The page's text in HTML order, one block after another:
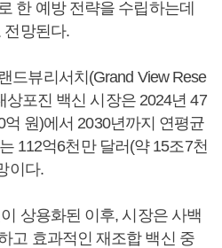
한 예방 전략을 수립하는데
전망된다.
드뷰리서치(Grand View Rese
상포진 백신 시장은 2024년 47
원)에서 2030년까지 연평균
112억6천만 달러(약 15조7천
이다.
상용화된 이후, 시장은 사백
고 효과적인 재조합 백신 중